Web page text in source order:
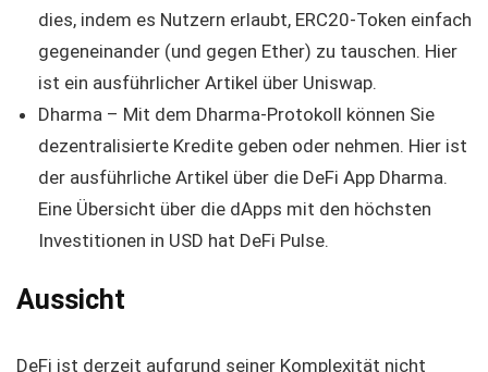
dies, indem es Nutzern erlaubt, ERC20-Token einfach
gegeneinander (und gegen Ether) zu tauschen. Hier
ist ein ausführlicher Artikel über Uniswap.
Dharma – Mit dem Dharma-Protokoll können Sie
dezentralisierte Kredite geben oder nehmen. Hier ist
der ausführliche Artikel über die DeFi App Dharma.
Eine Übersicht über die dApps mit den höchsten
Investitionen in USD hat DeFi Pulse.
Aussicht
DeFi ist derzeit aufgrund seiner Komplexität nicht